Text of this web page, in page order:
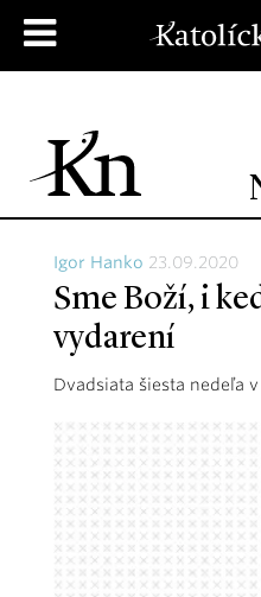
Igor Hanko 23.09.2020
Sme Boží, i
vydarení
Dvadsiata šiesta nedeľa